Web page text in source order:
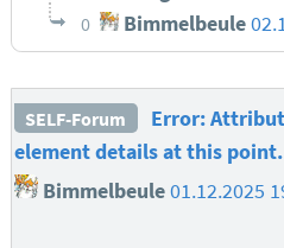
0 Bimmelbeule
SELF-Forum
Error:
element details at this point.
Bimmelbeule 01.12.2025